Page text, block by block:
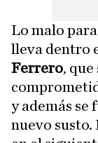
Lo malo
lleva dentro
Ferrero, que
y además se
nuevo